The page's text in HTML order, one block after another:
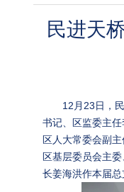
民进天
12月23日，
书记、区监委主
区人大常委会副
区基层委员会主
长姜海洪作本届